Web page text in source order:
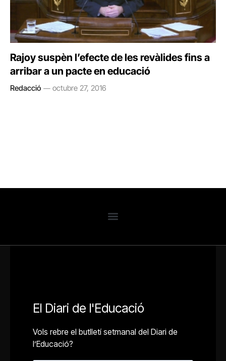
Rajoy suspèn l’efecte de les revàlides fins a
arribar a un pacte en educació
Redacció octubre 27, 2016